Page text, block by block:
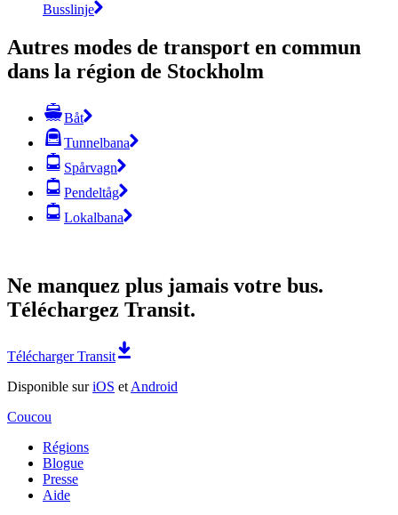
Busslinje
Autres modes de transport en commun
dans la région de Stockholm
Båt
Tunnelbana
Spårvagn
Pendeltåg
Lokalbana
Ne manquez plus jamais votre bus.
Téléchargez Transit.
Télécharger Transit
Disponible suriOS et Android
Coucou
Régions
Blogue
Presse
Aide